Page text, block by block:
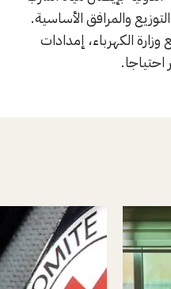
والمرافق الأساسية.
وزارة الكهرباء، إمدادات
احتياجا.